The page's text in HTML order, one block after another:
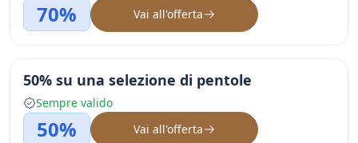
70% Vai all'offerta
50% su una selezione di pentole
Sempre valido
50% Vai all'offerta